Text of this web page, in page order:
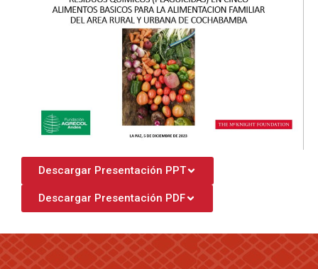
Descargar Presentación PPT
Descargar Presentación PDF